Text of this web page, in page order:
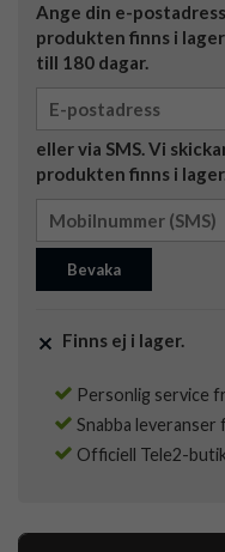
Ange din e-
produkten finns i
till 180 dagar.
eller via SMS. Vi
produkten finns i
Bevaka
Finns ej i lager.
Personlig service
Snabba leveranser
Officiell Tele2-